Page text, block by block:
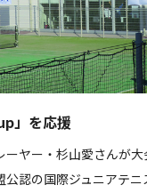
」を応援
ヤー・杉山愛さんが
公認の国際ジュニアテニ